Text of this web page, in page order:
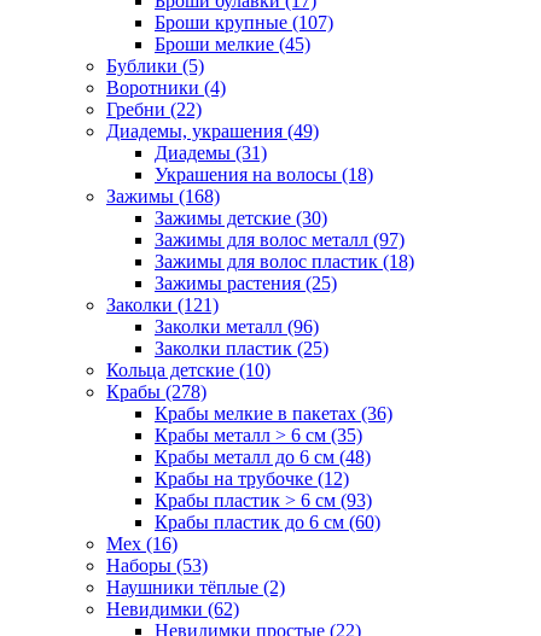
Броши крупные (107)
Броши мелкие (45)
Бублики (5)
Воротники (4)
Гребни (22)
Диадемы, украшения (49)
Диадемы (31)
Украшения на волосы (18)
Зажимы (168)
Зажимы детские (30)
Зажимы для волос металл (97)
Зажимы для волос пластик (18)
Зажимы растения (25)
Заколки (121)
Заколки металл (96)
Заколки пластик (25)
Кольца детские (10)
Крабы (278)
Крабы мелкие в пакетах (36)
Крабы металл > 6 см (35)
Крабы металл до 6 см (48)
Крабы на трубочке (12)
Крабы пластик > 6 см (93)
Крабы пластик до 6 см (60)
Мех (16)
Наборы (53)
Наушники тёплые (2)
Невидимки (62)
Невидимки простые (22)